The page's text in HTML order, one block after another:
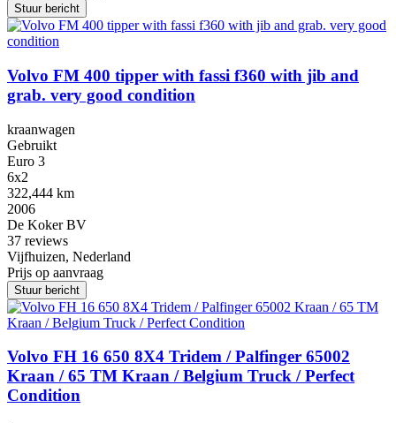
Stuur bericht
Volvo FM 400 tipper with fassi f360 with jib and
grab. very good condition
kraanwagen
Gebruikt
Euro 3
6x2
322,444 km
2006
De Koker BV
37 reviews
Vijfhuizen, Nederland
Prijs op aanvraag
Stuur bericht
Volvo FH 16 650 8X4 Tridem / Palfinger 65002
Kraan / 65 TM Kraan / Belgium Truck / Perfect
Condition